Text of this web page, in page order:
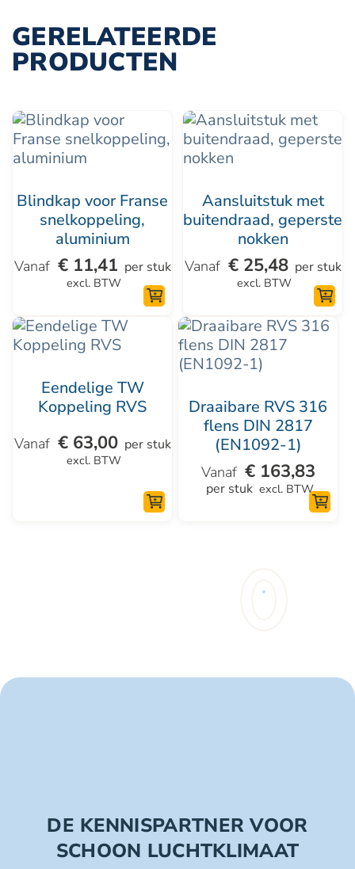
GERELATEERDE
PRODUCTEN
Blindkap voor Franse
snelkoppeling,
aluminium
€11,41 per stuk
excl. BTW
Dit
product
heeft
meerdere
variaties.
optie
gekozen
worden
productpagina
Aansluitstuk met
buitendraad, geperste
nokken
€25,48 per stuk
excl. BTW
Dit
product
heeft
meerdere
variaties.
optie
gekozen
worden
op
productpagina
Eendelige TW
Koppeling RVS
€63,00 per stuk
excl. BTW
Dit
product
meerdere
variaties.
Deze
Draaibare RVS 316
flens DIN 2817
(EN1092-1)
€163,83
per stuk excl. BTW
Dit
product
heeft
meerdere
variaties.
optie
DE KENNISPARTNER VOOR
SCHOON LUCHTKLIMAAT